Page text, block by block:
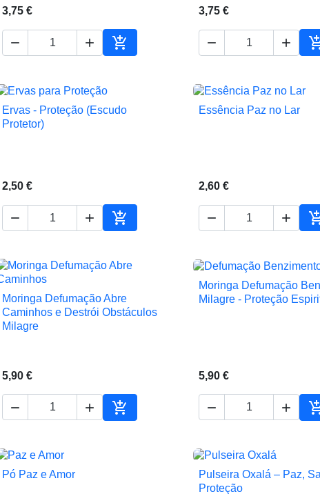
3,75 €
  
Adicionar ao carrinho
3,75 €
 
 Vista rápida
Ervas - Proteção (Escudo
Protetor)
2,50 €
  
Adicionar ao carrinho
 Vista rápida
Essência Paz no Lar
2,60 €
 
 Vista rápida
Moringa Defumação Abre
Caminhos e Destrói Obstáculos
Milagre
5,90 €
  
Adicionar ao carrinho
 Vista rápida
Moringa Defumação
Milagre - Proteção
5,90 €
 
 Vista rápida
Pó Paz e Amor
 Vista rápida
Pulseira Oxalá – Paz,
Proteção